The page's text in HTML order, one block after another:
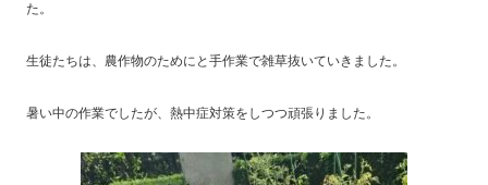
た。
生徒たちは、農作物のためにと手作業で雑草抜いていきました。
暑い中の作業でしたが、熱中症対策をしつつ頑張りました。